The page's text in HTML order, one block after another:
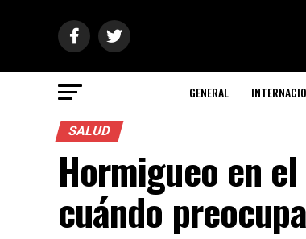
GENERAL
SALUD
Hormigueo en
cuándo